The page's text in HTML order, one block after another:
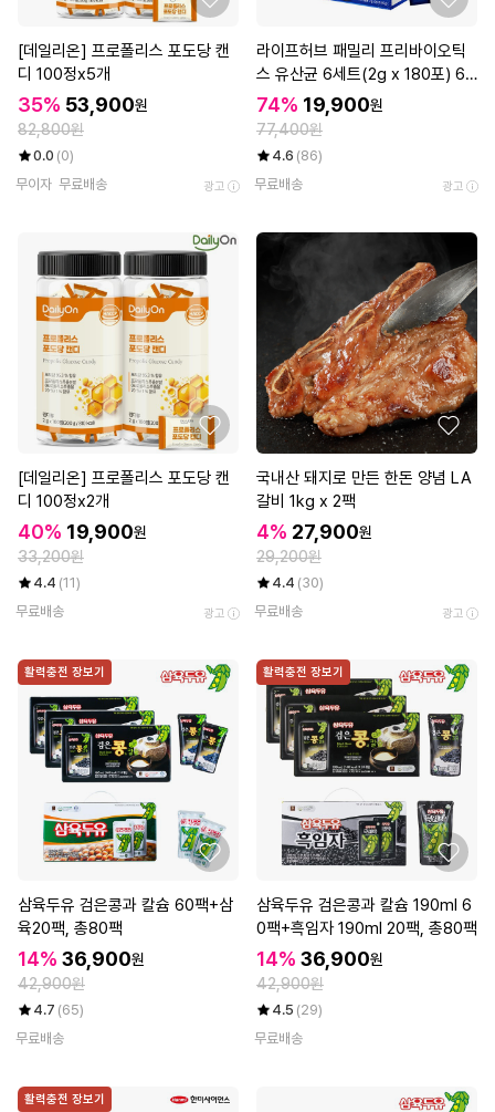
[데일리온] 프로폴리스 포도당 캔
디 100정x5개
35% 53,900원
82,800원
0.0 (0)
무이자 무료배송 광고
라이프허브 패밀리 프리바이오틱
스 유산균 6세트(2g x 180포) 6
개월분
74% 19,900원
77,400원
4.6 (86)
무료배송
광고
[데일리온] 프로폴리스 포도당 캔
디 100정x2개
40% 19,900원
33,200원
4.4 (11)
무료배송
광고
국내산 돼지로 만든 한돈 양념 LA
갈비 1kg x 2팩
4% 27,900원
29,200원
4.4 (30)
무료배송
광고
활력충전 장보기
삼육두유 검은콩과 칼슘 60팩+삼
육20팩, 총80팩
14% 36,900원
42,900원
4.7 (65)
무료배송
활력충전 장보기
삼육두유 검은콩과 칼슘 190ml 6
0팩+흑임자 190ml 20팩, 총80팩
14% 36,900원
42,900원
4.5 (29)
무료배송
활력충전 장보기